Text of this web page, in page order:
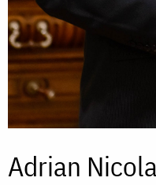
Adrian